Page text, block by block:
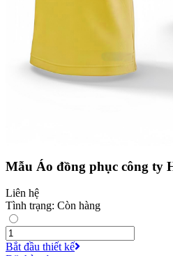
Mẫu Áo đồng phục công ty
Liên hệ
Tình trạng: Còn hàng
Bắt đầu thiết kế